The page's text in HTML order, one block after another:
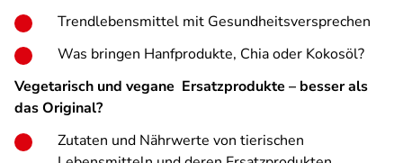
Trendlebensmittel mit Gesundheitsversprechen
Was bringen Hanfprodukte, Chia oder Kokosöl?
Vegetarisch und vegane Ersatzprodukte – besser als
das Original?
Zutaten und Nährwerte von tierischen